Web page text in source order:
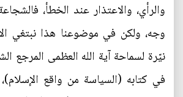
والرأي، والاعتذار عند الخطأ،
وجه، ولكن في موضوعنا هذا نبتغي
نيّرة لسماحة آية الله العظمى المرجع
في كتابه (السياسة من واقع